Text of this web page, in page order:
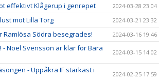
effektivt Klågerup i genrepet 2024-03-28 23:04
mot Lilla Torg 2024-03-21 23:32
Södra besegrades! 2024-03-16 19:46
Noel Svensson är klar för Bara
2024-03-15 14:02
- Uppåkra IF starkast i
2024-02-25 17:59